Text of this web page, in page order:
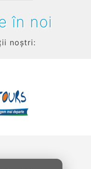
în noi
noștri: